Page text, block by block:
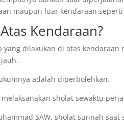
maupun luar kendaraan
Kendaraan?
dilakukan di atas
adalah diperbolehkan.
sholat sewaktu
SAW, sholat sunnah